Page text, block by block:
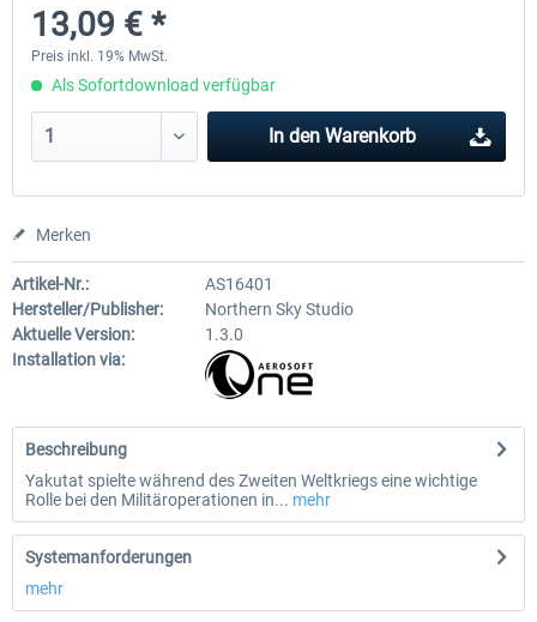
13,09 € *
Preis inkl. 19% MwSt.
Als Sofortdownload verfügbar
In den Warenkorb
Merken
Artikel-Nr.:
AS16401
Hersteller/Publisher:
Northern Sky Studio
Aktuelle Version:
1.3.0
Installation via:
Beschreibung
Yakutat spielte während des Zweiten Weltkriegs eine wichtige
Rolle bei den Militäroperationen in... mehr
Systemanforderungen
mehr